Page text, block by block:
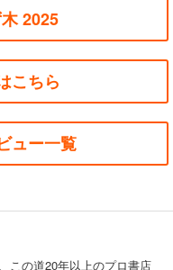
2025
こちら
ュー一覧
この道20年以上のプロ書店